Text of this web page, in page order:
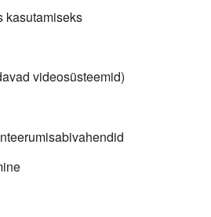
kasutamiseks
videosüsteemid)